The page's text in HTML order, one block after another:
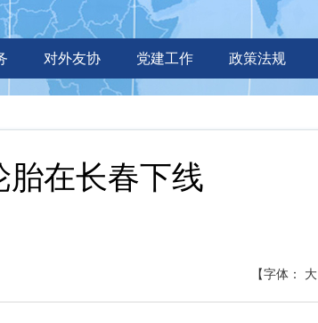
对外友协 党建工作 政策法规
胎在长春下线
【字体： 大